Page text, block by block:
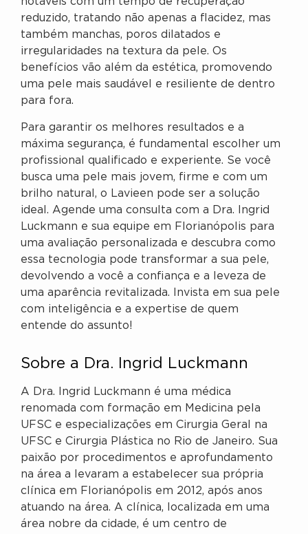
reduzido, tratando não apenas a flacidez, mas
também manchas, poros dilatados e
irregularidades na textura da pele. Os
benefícios vão além da estética, promovendo
uma pele mais saudável e resiliente de dentro
para fora.
Para garantir os melhores resultados e a
máxima segurança, é fundamental escolher um
profissional qualificado e experiente. Se você
busca uma pele mais jovem, firme e com um
brilho natural, o Lavieen pode ser a solução
ideal. Agende uma consulta com a Dra. Ingrid
Luckmann e sua equipe em Florianópolis para
uma avaliação personalizada e descubra como
essa tecnologia pode transformar a sua pele,
devolvendo a você a confiança e a leveza de
uma aparência revitalizada. Invista em sua pele
com inteligência e a expertise de quem
entende do assunto!
Sobre a Dra. Ingrid Luckmann
A Dra. Ingrid Luckmann é uma médica
renomada com formação em Medicina pela
UFSC e especializações em Cirurgia Geral na
UFSC e Cirurgia Plástica no Rio de Janeiro. Sua
paixão por procedimentos e aprofundamento
na área a levaram a estabelecer sua própria
clínica em Florianópolis em 2012, após anos
atuando na área. A clínica, localizada em uma
área nobre da cidade, é um centro de